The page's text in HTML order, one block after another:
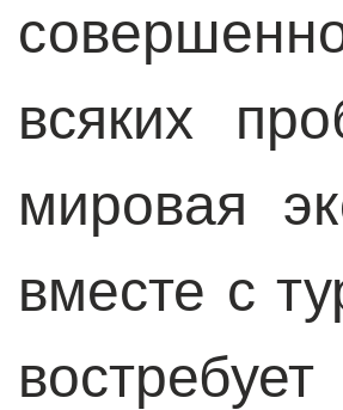
всяких
мировая
вместе с